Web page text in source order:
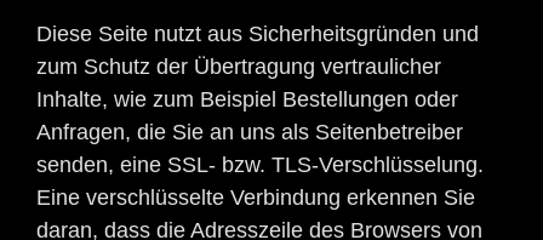
Diese Seite nutzt aus Sicherheitsgründen und
zum Schutz der Übertragung vertraulicher
Inhalte, wie zum Beispiel Bestellungen oder
Anfragen, die Sie an uns als Seitenbetreiber
senden, eine SSL- bzw. TLS-Verschlüsselung.
Eine verschlüsselte Verbindung erkennen Sie
daran, dass die Adresszeile des Browsers von